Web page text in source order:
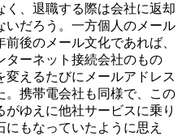
く、退職する際は会社に返却
いだろう。一方個人のメール
後のメール文化であれば、
ターネット接続会社のもの
えるたびにメールアドレス
。携帯電会社も同様で、この
がゆえに他社サービスに乗り
もなっていたように思え